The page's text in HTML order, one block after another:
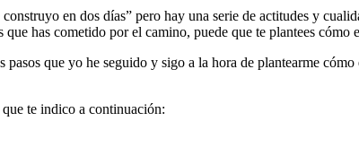
en dos días” pero hay una serie de actitudes y
has cometido por el camino, puede que te plantees
que yo he seguido y sigo a la hora de plantearme
te indico a continuación: